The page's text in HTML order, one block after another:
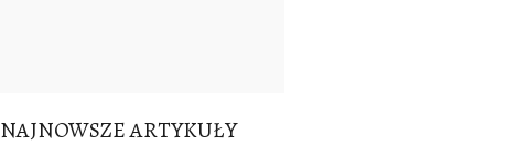
NAJNOWSZE ARTYKUŁY